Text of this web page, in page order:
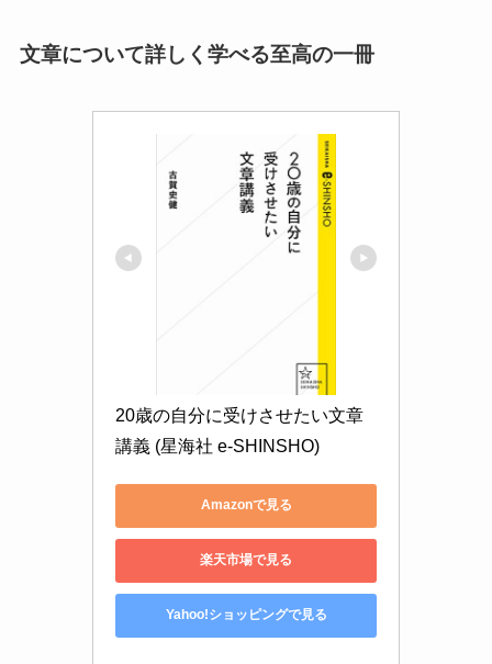
文章について詳しく学べる至高の一冊
20歳の自分に受けさせたい文章
講義 (星海社 e-SHINSHO)
Amazonで見る
楽天市場で見る
Yahoo!ショッピングで見る